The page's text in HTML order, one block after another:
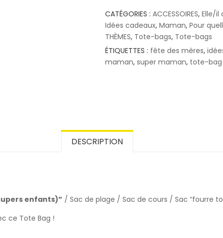
CATÉGORIES : ACCESSOIRES, Elle/il
Idées cadeaux, Maman, Pour
THÈMES, Tote-bags, Tote-bags
ÉTIQUETTES : fête des mères,
maman, super maman, tote-bag
DESCRIPTION
enfants)” / Sac de plage / Sac de cours / Sac “fourre
ce Tote Bag !